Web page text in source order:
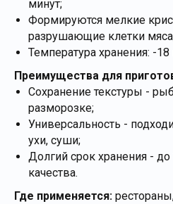
минут;
Формируются мелкие
разрушающие клетки
Температура хранения: -
Преимущества для
Сохранение текстуры -
разморозке;
Универсальность -
ухи, суши;
Долгий срок хранения -
качества.
Где применяется: